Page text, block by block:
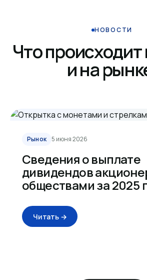
НОВОСТИ
Что происходит
и на
Рынок 5 июня 2026
Сведения о выплате
дивидендов
обществами за 2025
Читать →